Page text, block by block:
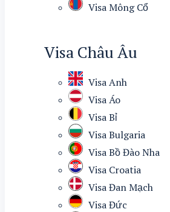
Visa Mông Cổ
Visa Châu Âu
Visa Anh
Visa Áo
Visa Bỉ
Visa Bulgaria
Visa Bồ Đào Nha
Visa Croatia
Visa Đan Mạch
Visa Đức